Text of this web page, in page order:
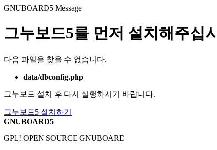
GNUBOARD5 Message
그누보드5를 먼저 설치해주십
다음 파일을 찾을 수 없습니다.
data/dbconfig.php
그누보드 설치 후 다시 실행하시기 바랍니다.
그누보드5 설치하기
GNUBOARD5
GPL! OPEN SOURCE GNUBOARD